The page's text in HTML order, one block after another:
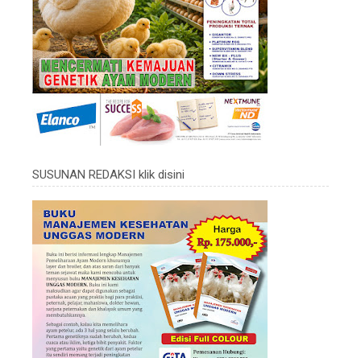
SUSUNAN REDAKSI klik disini